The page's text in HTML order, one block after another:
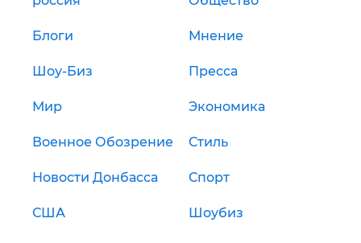
Блоги Мнение
Шоу-Биз Пресса
Мир Экономика
Военное Обозрение Стиль
Новости Донбасса Спорт
США Шоубиз